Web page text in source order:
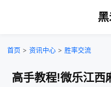
首页 > 资讯中心 > 胜率交流
高手教程!微乐江西